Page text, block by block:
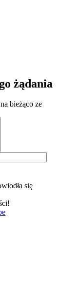
żądania
bieżąco ze
się